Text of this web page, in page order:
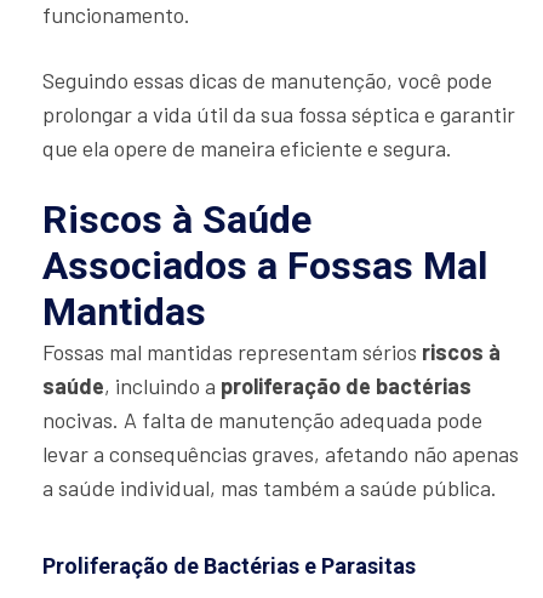
funcionamento.
Seguindo essas dicas de manutenção, você pode
prolongar a vida útil da sua fossa séptica e garantir
que ela opere de maneira eficiente e segura.
Riscos à Saúde
Associados a Fossas Mal
Mantidas
Fossas mal mantidas representam sérios riscos à
saúde, incluindo a proliferação de bactérias
nocivas. A falta de manutenção adequada pode
levar a consequências graves, afetando não apenas
a saúde individual, mas também a saúde pública.
Proliferação de Bactérias e Parasitas